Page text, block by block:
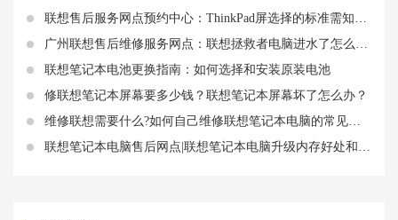
联想售后服务网点预约中心：ThinkPad屏选择的标准需知道哪几点
广州联想售后维修服务网点：联想拯救者电脑进水了怎么办？进水保修吗？
联想笔记本电池更换指南：如何选择和安装原装电池
修联想笔记本屏幕要多少钱？联想笔记本屏幕坏了怎么办？
维修联想需要什么?如何自己维修联想笔记本电脑的常见问题
联想笔记本电脑售后网点|联想笔记本电脑升级内存好处和如何增加内存条